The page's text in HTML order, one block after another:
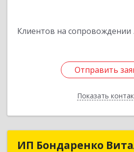
Клиентов на сопровождении
Отправить
Показать
Отправить
Назад
ИП Бондаренко
ИП